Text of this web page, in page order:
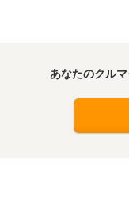
あなたのクル